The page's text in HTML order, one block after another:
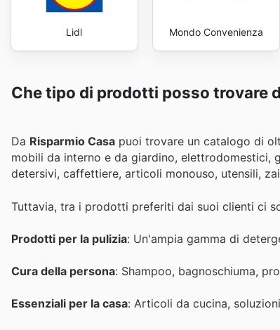
Lidl Mondo Convenienza
Che tipo di prodotti posso trovare
Da Risparmio Casa puoi trovare un catalogo di
mobili da interno e da giardino,
detersivi, caffettiere, articoli monouso, utensili,
Tuttavia, tra i prodotti preferiti dai suoi clienti ci
Prodotti per la pulizia: Un'ampia gamma di
Cura della persona: Shampoo, bagnoschiuma,
Essenziali per la casa: Articoli da cucina,